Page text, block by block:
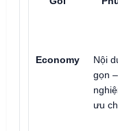
Economy
Nội
gọn
ưu